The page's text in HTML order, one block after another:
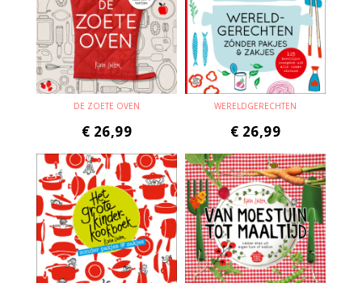
DE ZOETE OVEN
€ 26,99
WERELDGERECHTEN
€ 26,99